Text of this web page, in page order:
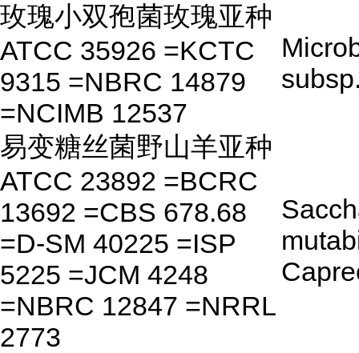
玫瑰小双孢菌玫瑰亚种
ATCC 35926 =KCTC
9315 =NBRC 14879
=NCIMB 12537
易变糖丝菌野山羊亚种
ATCC 23892 =BCRC
13692 =CBS 678.68
=D-SM 40225 =ISP
5225 =JCM 4248
=NBRC 12847 =NRRL
2773